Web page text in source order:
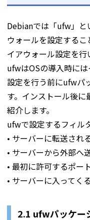
Debianでは「ufw」と
ウォールを設定する
イアウォール設定を行
ufwはOSの導入時には
設定を行う前にufwパ
す。インストール後
紹介します。
ufwで設定するフィル
• サーバーに転送され
• サーバーから外部へ
• 最初に許可するポー
• サーバーに入ってく
2.1 ufwパッケー